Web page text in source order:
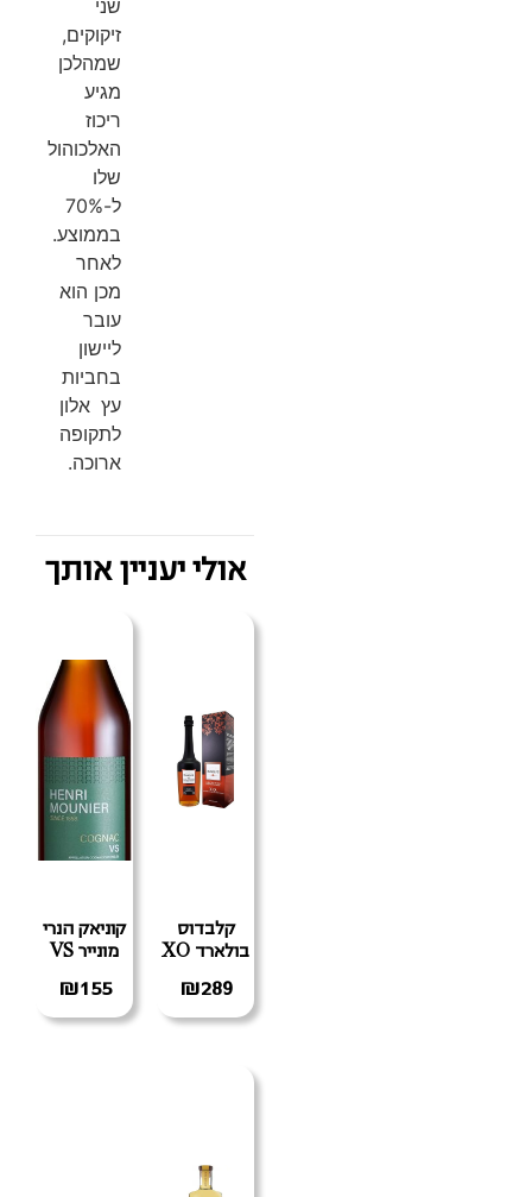
שני
זיקוקים,
שמהלכן
מגיע
ריכוז
האלכוהול
שלו
ל-70%
בממוצע.
לאחר
מכן הוא
עובר
ליישון
בחביות
עץ אלון
לתקופה
ארוכה.
אולי יעניין אותך
קלבדוס
בולארד XO
₪289
קוניאק הנרי
מונייר VS
₪155